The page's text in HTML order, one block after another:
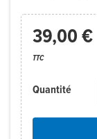
39,00 €
TTC
Quantité